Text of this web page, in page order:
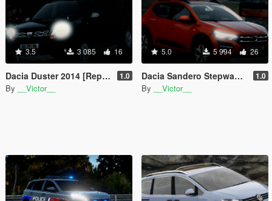
3.5 3 085 16
Dacia Duster 2014 [Replace] 1.0
By __Victor__
5.0 5 994 26
Dacia Sandero Stepway 2021 1.0
By __Victor__